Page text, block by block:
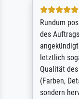
Rundum
des
letztlich
Qualität
(Farben,
sondern